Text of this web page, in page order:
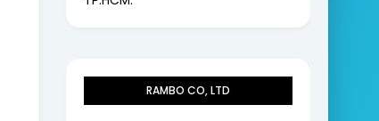
RAMBO CO, LTD